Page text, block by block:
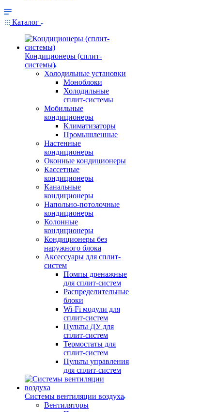
Каталог
Кондиционеры (сплит-
системы)
Холодильные установки
Моноблоки
Холодильные
сплит-системы
Мобильные
кондиционеры
Климатизаторы
Промышленные
Настенные
кондиционеры
Оконные кондиционеры
Кассетные
кондиционеры
Канальные
кондиционеры
Напольно-потолочные
кондиционеры
Колонные
кондиционеры
Кондиционеры без
наружного блока
Аксессуары для сплит-
систем
Помпы дренажные
для сплит-систем
Распределительные
блоки
Wi-Fi модули для
сплит-систем
Пульты ДУ для
сплит-систем
Термостаты для
сплит-систем
Пульты управления
для сплит-систем
Системы вентиляции воздуха
Вентиляторы